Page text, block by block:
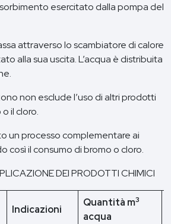
esercitato dalla pompa del
attraverso lo scambiatore di calore
alla sua uscita. L’acqua è distribuita
non esclude l’uso di altri prodotti
il cloro.
un processo complementare ai
così il consumo di bromo o cloro.
DEI PRODOTTI CHIMICI
Indicazioni
Quantità m3
acqua